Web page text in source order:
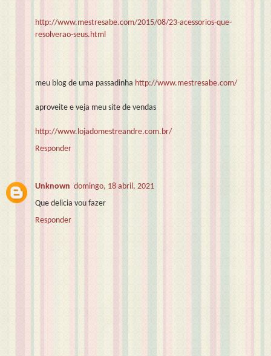
http://www.mestresabe.com/2015/08/23-acessorios-que-
resolverao-seus.html
meu blog de uma passadinha http://www.mestresabe.com/
aproveite e veja meu site de vendas
http://www.lojadomestreandre.com.br/
Responder
Unknown domingo, 18 abril, 2021
Que delicia vou fazer
Responder